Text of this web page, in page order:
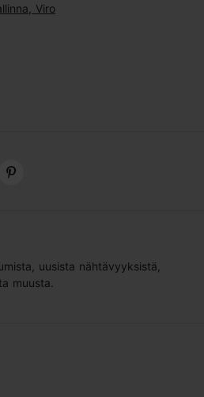
Viro
uusista nähtävyyksistä,
muusta.